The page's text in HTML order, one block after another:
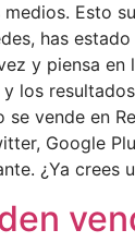
Esto
has
y piensa en
los
se vende en
Google
¿Ya crees